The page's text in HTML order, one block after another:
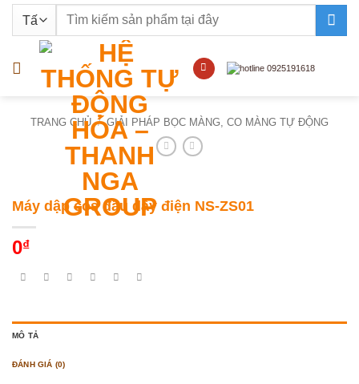
nội
Tìm
TRANG CHỦ / GIẢI PHÁP BỌC MÀNG, CO MÀNG TỰ ĐỘNG
Máy dập cos đầu dây điện NS-ZS01
0₫
MÔ TẢ
ĐÁNH GIÁ (0)